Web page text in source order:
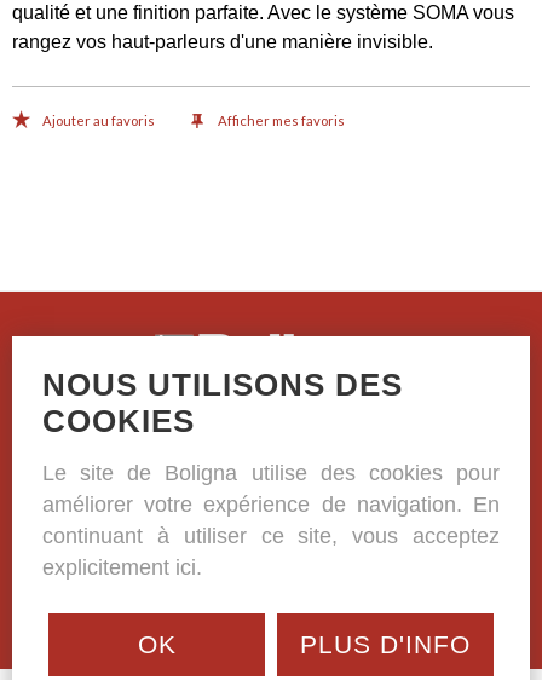
qualité et une finition parfaite. Avec le système SOMA vous
rangez vos haut-parleurs d'une manière invisible.
Ajouter au favoris Afficher mes favoris
+32 (0)57 33 38 81
BE 0420.332.573
NOUS UTILISONS DES
COOKIES
Le site de Boligna utilise des cookies pour
améliorer votre expérience de navigation. En
continuant à utiliser ce site, vous acceptez
explicitement ici.
OK PLUS D'INFO